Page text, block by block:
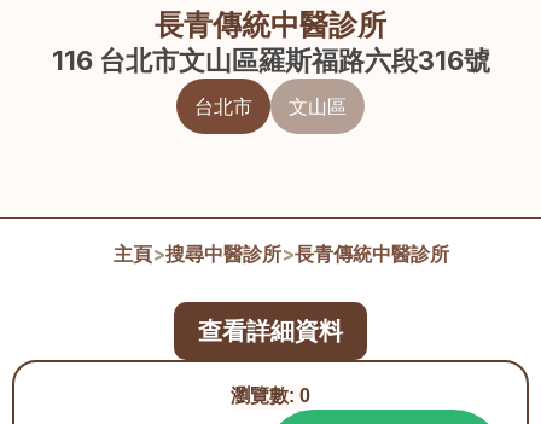
長青傳統中醫診所
116 台北市文山區羅斯福路六段316號
台北市 文山區
主頁>搜尋中醫診所>長青傳統中醫診所
瀏覽數: 0
查看詳細資料